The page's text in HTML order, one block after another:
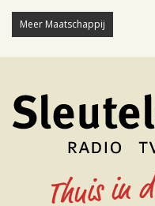
Meer Maatschappij